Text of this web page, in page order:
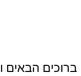
ברוכים הבאים